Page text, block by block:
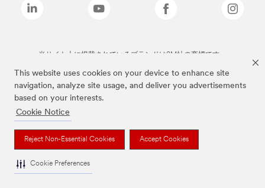
This website uses cookies on your device to enhance site
navigation, analyze site usage, and deliver you advertisements
based on your interests.
Cookie Notice
Reject Non-Essential Cookies Accept Cookies
Cookie Preferences
当サイト上に掲載されているブランドは3M社の商標です。